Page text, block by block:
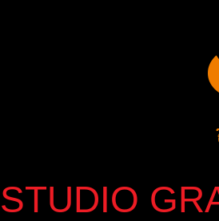
STUDIO